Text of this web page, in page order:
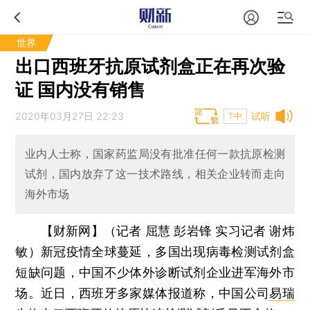
世界
出口西班牙抗原试剂盒正在再次验
证 国内没有销售
试听
2020年03月27日 22:23 T中
业内人士称，国家药监局没有批准任何一款抗原检测
试剂，国内放弃了这一技术路线，相关企业转而走向
海外市场
【财新网】（记者 屈慧 彭岩锋 实习记者 谢炜
敏） 新冠疫情全球蔓延，多国出现病毒检测试剂盒
短缺问题，中国不少体外诊断试剂企业进军海外市
场。近日，西班牙多家媒体报道称，中国公司易瑞